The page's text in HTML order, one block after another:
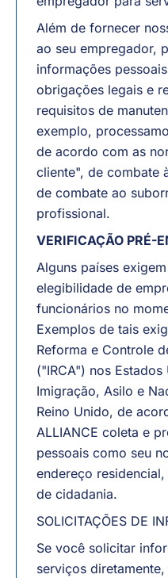
Além de fornecer
ao seu empregador,
informações
obrigações legais e
requisitos de
exemplo,
de acordo com as
cliente", de combate
de combate ao
profissional.
VERIFICAÇÃO PRÉ-
Alguns países
elegibilidade de
funcionários no
Exemplos de tais
Reforma e Controle
("IRCA") nos
Imigração, Asilo e
Reino Unido, de
ALLIANCE coleta e
pessoais como seu
endereço
de cidadania.
SOLICITAÇÕES DE
Se você solicitar
serviços